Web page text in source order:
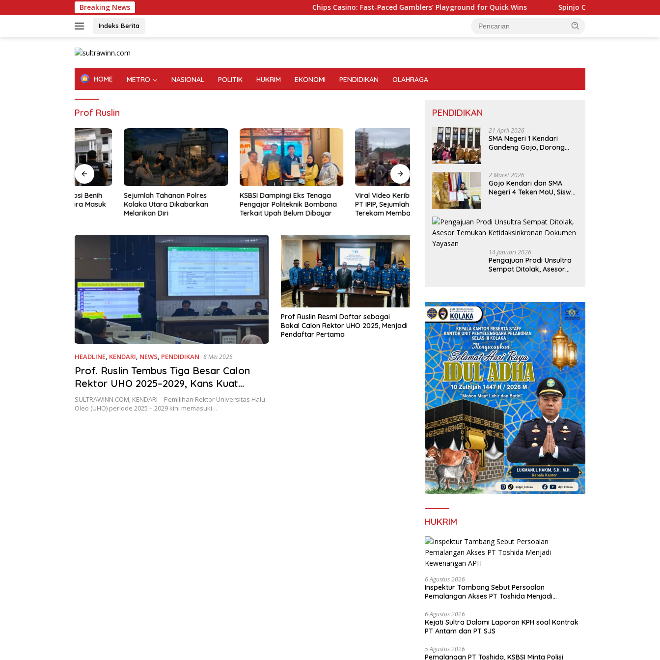
ke
Breaking News Chips Casino: Fast‑Paced Gamblers’ Playground for Quick Wins Spinjo Casino: Fast‑Track Slots &
Indeks Berita
HOME METRO NASIONAL POLITIK HUKRIM EKONOMI PENDIDIKAN OLAHRAGA
Prof Ruslin
Sejumlah Tahanan Polres
Kolaka Utara Dikabarkan
KSBSI Dampingi Eks Tenaga
Pengajar Politeknik Bombana
Terkait Upah Belum Dibayar
Viral Video Keributan di Area
PT IPIP, Sejumlah Orang
Terekam Membawa Sajam
AMAN Sultra Minta Polda Sultra
Telusuri Dugaan Keterlibatan
Kapolres Bombana pada
Aktivitas Tambang Batu di
Timbala
KUPP Molawe dan BPS Konawe
Utara Perkuat Kolaborasi
Melalui Sensus Ekonomi 2026
HEADLINE, KENDARI, NEWS, PENDIDIKAN 8 Mei 2025
Prof. Ruslin Tembus Tiga Besar Calon
Rektor UHO 2025–2029, Kans Kuat
Menuju Pucuk Pimpinan
SULTRAWINN.COM, KENDARI – Pemilihan Rektor Universitas Halu
Oleo (UHO) periode 2025 – 2029 kini memasuki…
Prof Ruslin Resmi Daftar sebagai
Bakal Calon Rektor UHO 2025, Menjadi
Pendaftar Pertama
PENDIDIKAN
21 April 2026
SMA Negeri 1 Kendari
Gandeng Gojo, Dorong
2 Maret 2026
Gojo Kendari dan SMA
Negeri 4 Teken MoU, Siswa
14 Januari 2026
Pengajuan Prodi Unsultra
Sempat Ditolak, Asesor
HUKRIM
6 Agustus 2026
Inspektur Tambang Sebut Persoalan
Pemalangan Akses PT Toshida Menjadi
6 Agustus 2026
Kejati Sultra Dalami Laporan KPH soal Kontrak
PT Antam dan PT SJS
5 Agustus 2026
Pemalangan PT Toshida, KSBSI Minta Polisi